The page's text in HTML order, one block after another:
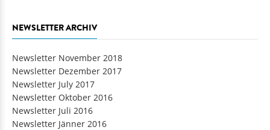
NEWSLETTER ARCHIV
Newsletter November 2018
Newsletter Dezember 2017
Newsletter July 2017
Newsletter Oktober 2016
Newsletter Juli 2016
Newsletter Jänner 2016